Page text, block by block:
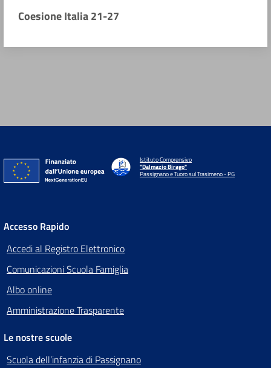
Coesione Italia 21-27
Istituto Comprensivo
"Dalmazio Birago"
Passignano e Tuoro sul Trasimeno - PG
Accesso Rapido
Accedi al Registro Elettronico
Comunicazioni Scuola Famiglia
Albo online
Amministrazione Trasparente
Le nostre scuole
Scuola dell’infanzia di Passignano